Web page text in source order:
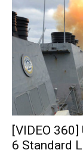
[VIDEO
6 Standard